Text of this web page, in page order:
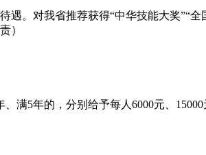
。对我省推荐获得“中华技能大奖”“
）
满5年的，分别给予每人6000元、